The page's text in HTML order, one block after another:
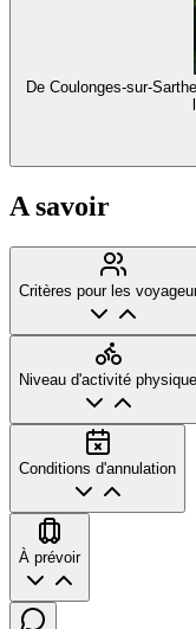
De Coulonges-sur-
A savoir
Critères pour les
Niveau d'activité physique
Conditions d'annulation
À prévoir